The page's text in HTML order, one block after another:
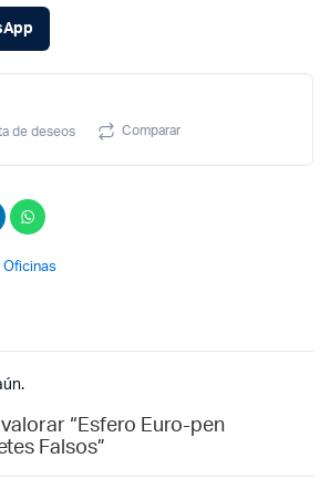
de deseos Comparar
Oficinas
“Esfero Euro-pen
Falsos”